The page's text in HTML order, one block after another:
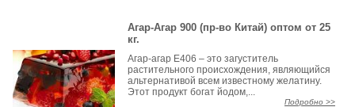
Агар-Агар 900 (пр-во Китай) оптом от 25
кг.
Агар-агар Е406 – это загуститель
растительного происхождения, являющийся
альтернативой всем известному желатину.
Этот продукт богат йодом,...
Подробно >>